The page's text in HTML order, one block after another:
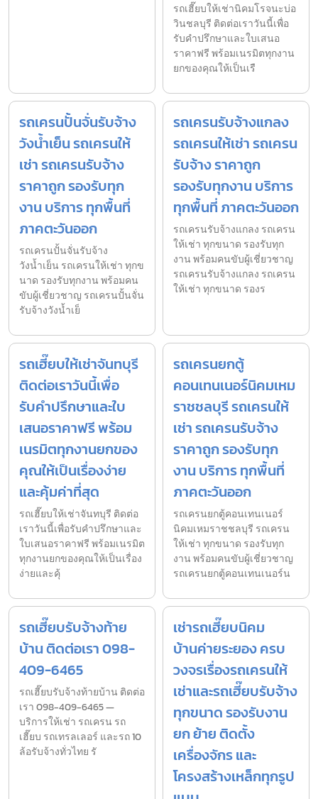
รถเฮี๊ยบให้เช่านิคมโรจนะบ่อ
วินชลบุรี ติดต่อเราวันนี้เพื่อ
รับคำปรึกษาและใบเสนอ
ราคาฟรี พร้อมเนรมิตทุกงาน
ยกของคุณให้เป็นเรื
รถเครนปั้นจั่นรับจ้าง
วังน้ำเย็น รถเครนให้
เช่า รถเครนรับจ้าง
ราคาถูก รองรับทุก
งาน บริการ ทุกพื้นที่
ภาคตะวันออก
รถเครนปั้นจั่นรับจ้าง
วังน้ำเย็น รถเครนให้เช่า ทุกข
นาด รองรับทุกงาน พร้อมคน
ขับผู้เชี่ยวชาญ รถเครนปั้นจั่น
รับจ้างวังน้ำเย็
รถเครนรับจ้างแกลง
รถเครนให้เช่า รถเครน
รับจ้าง ราคาถูก
รองรับทุกงาน บริการ
ทุกพื้นที่ ภาคตะวันออก
รถเครนรับจ้างแกลง รถเครน
ให้เช่า ทุกขนาด รองรับทุก
งาน พร้อมคนขับผู้เชี่ยวชาญ
รถเครนรับจ้างแกลง รถเครน
ให้เช่า ทุกขนาด รองร
รถเฮี๊ยบให้เช่าจันทบุรี
ติดต่อเราวันนี้เพื่อ
รับคำปรึกษาและใบ
เสนอราคาฟรี พร้อม
เนรมิตทุกงานยกของ
คุณให้เป็นเรื่องง่าย
และคุ้มค่าที่สุด
รถเฮี๊ยบให้เช่าจันทบุรี ติดต่อ
เราวันนี้เพื่อรับคำปรึกษาและ
ใบเสนอราคาฟรี พร้อมเนรมิต
ทุกงานยกของคุณให้เป็นเรื่อง
ง่ายและคุ้
รถเครนยกตู้
คอนเทนเนอร์นิคมเหม
ราชชลบุรี รถเครนให้
เช่า รถเครนรับจ้าง
ราคาถูก รองรับทุก
งาน บริการ ทุกพื้นที่
ภาคตะวันออก
รถเครนยกตู้คอนเทนเนอร์
นิคมเหมราชชลบุรี รถเครน
ให้เช่า ทุกขนาด รองรับทุก
งาน พร้อมคนขับผู้เชี่ยวชาญ
รถเครนยกตู้คอนเทนเนอร์น
รถเฮี๊ยบรับจ้างท้าย
บ้าน ติดต่อเรา 098-
409-6465
รถเฮี๊ยบรับจ้างท้ายบ้าน ติดต่อ
เรา 098-409-6465 —
บริการให้เช่า รถเครน รถ
เฮี๊ยบ รถเทรลเลอร์ และรถ 10
ล้อรับจ้างทั่วไทย รั
เช่ารถเฮี๊ยบนิคม
บ้านค่ายระยอง ครบ
วงจรเรื่องรถเครนให้
เช่าและรถเฮี๊ยบรับจ้าง
ทุกขนาด รองรับงาน
ยก ย้าย ติดตั้ง
เครื่องจักร และ
โครงสร้างเหล็กทุกรูป